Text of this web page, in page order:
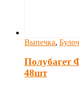
Выпечка,
Полубагет
48шт